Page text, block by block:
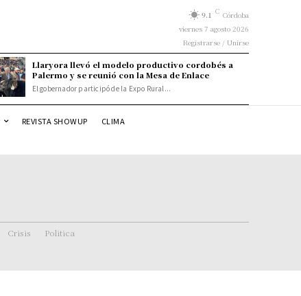
9.1 C Córdoba
viernes 7 agosto 2026
Registrarse / Unirse
Llaryora llevó el modelo productivo cordobés a
Palermo y se reunió con la Mesa de Enlace
El gobernador participó de la Expo Rural...
REVISTA SHOWUP CLIMA
Crisis Politica